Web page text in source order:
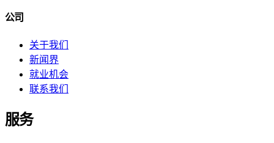
公司
关于我们
新闻界
就业机会
联系我们
服务